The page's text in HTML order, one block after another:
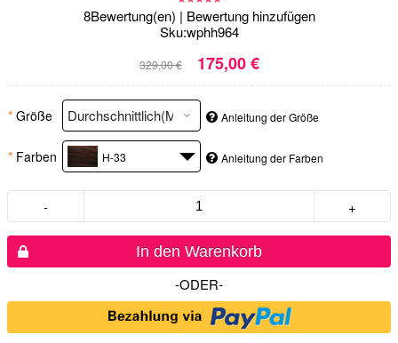
8Bewertung(en) | Bewertung hinzufügen
Sku:wphh964
329,00 € 175,00 €
* Größe Anleitung der Größe
* Farben H-33 Anleitung der Farben
- +
In den Warenkorb
-ODER-